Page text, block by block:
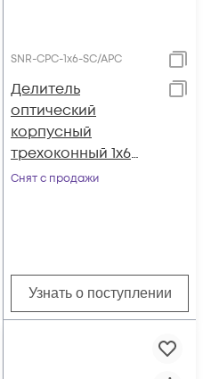
SNR-CPC-1x6-SC/APC
Делитель
оптический
корпусный
трехоконный 1х6
SC/APC
Снят с продажи
Узнать о поступлении